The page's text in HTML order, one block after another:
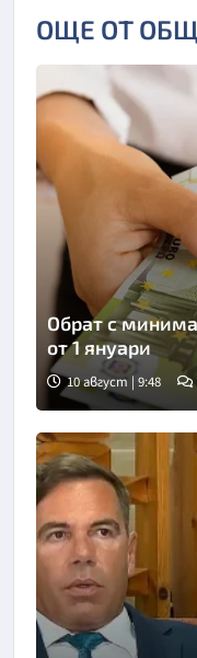
ОЩЕ ОТ
Снимка: Фрийпик
Обрат с
от 1 януари
10 август | 9:48